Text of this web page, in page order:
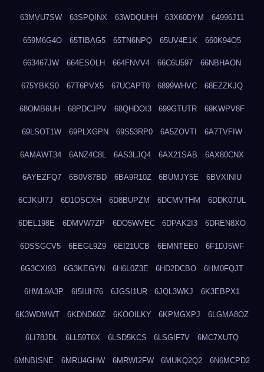
63MVU7SW 63SPQINX 63WDQUHH 63X60DYM 64996J11
659M6G4O 65TIBAG5 65TN6NPQ 65UV4E1K 660K94O5
663467JW 664ESOLH 664FNVV4 66C6U597 66NBHAON
675YBKS0 67T6PVX5 67UCAPT0 6899WHVC 68EZZKJQ
68OMB6UH 68PDCJPV 68QHDOI3 699GTUTR 69KWPV8F
69LSOT1W 69PLXGPN 69S53RP0 6A5ZOVTI 6A7TVFIW
6AMAWT34 6ANZ4C8L 6AS3LJQ4 6AX21SAB 6AX80CNX
6AYEZFQ7 6B0V87BD 6BA9R10Z 6BUMJY5E 6BVXINIU
6CJKUI7J 6D1OSCXH 6D8BUPZM 6DCMVTHM 6DDK07UL
6DEL198E 6DMVW7ZP 6DO5WVEC 6DPAK2I3 6DREN8XO
6DSSGCV5 6EEGL9Z9 6EI21UCB 6EMNTEE0 6F1DJ5WF
6G3CXI93 6G3KEGYN 6H6L0Z3E 6HD2DCBO 6HM0FQJT
6HWL9A3P 6I5IUH76 6JGSI1UR 6JQL3WKJ 6K3EBPX1
6K3WDMWT 6KDND60Z 6KOOILKY 6KPMGXPJ 6LGMA8OZ
6LI78JDL 6LL59T6X 6LSD5KCS 6LSGIF7V 6MC7XUTQ
6MNBISNE 6MRU4GHW 6MRWI2FW 6MUKQ2Q2 6N6MCPD2